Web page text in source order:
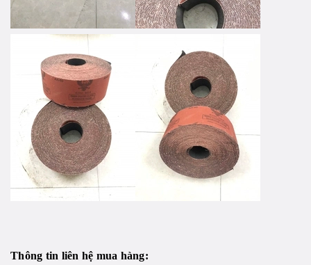
Thông tin liên hệ mua hàng: